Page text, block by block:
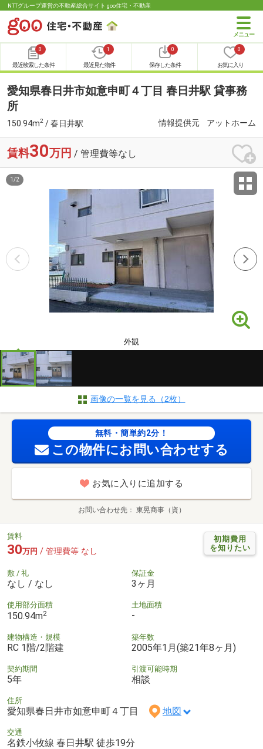
NTTグループ運営の不動産総合サイト goo住宅・不動産
0
最近検索した条件
1
最近見た物件
0
保存した条件
0
お気に入り
愛知県春日井市如意申町４丁目 春日井駅 貸事務
所
150.94m2 / 春日井駅 情報提供元 アットホーム
賃料30万円 / 管理費等なし
外観
1 /2
画像の一覧を見る（2枚）
無料・簡単約2分！
この物件にお問い合わせする
お気に入りに追加する
お問い合わせ先 東晃商事（資）
初期費用
を知りたい
賃料
30万円 / 管理費等 なし
敷 / 礼
なし / なし
保証金
3ヶ月
使用部分面積
150.94m2
土地面積
-
建物構造・規模
RC 1階/2階建
築年数
2005年1月(築21年8ヶ月)
契約期間
5年
引渡可能時期
相談
住所
愛知県春日井市如意申町４丁目 地図
交通
名鉄小牧線 春日井駅 徒歩19分